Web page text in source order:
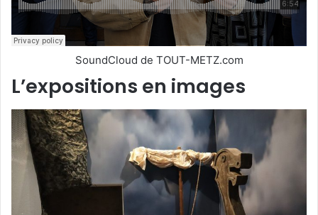
SoundCloud de TOUT-METZ.com
L’expositions en images